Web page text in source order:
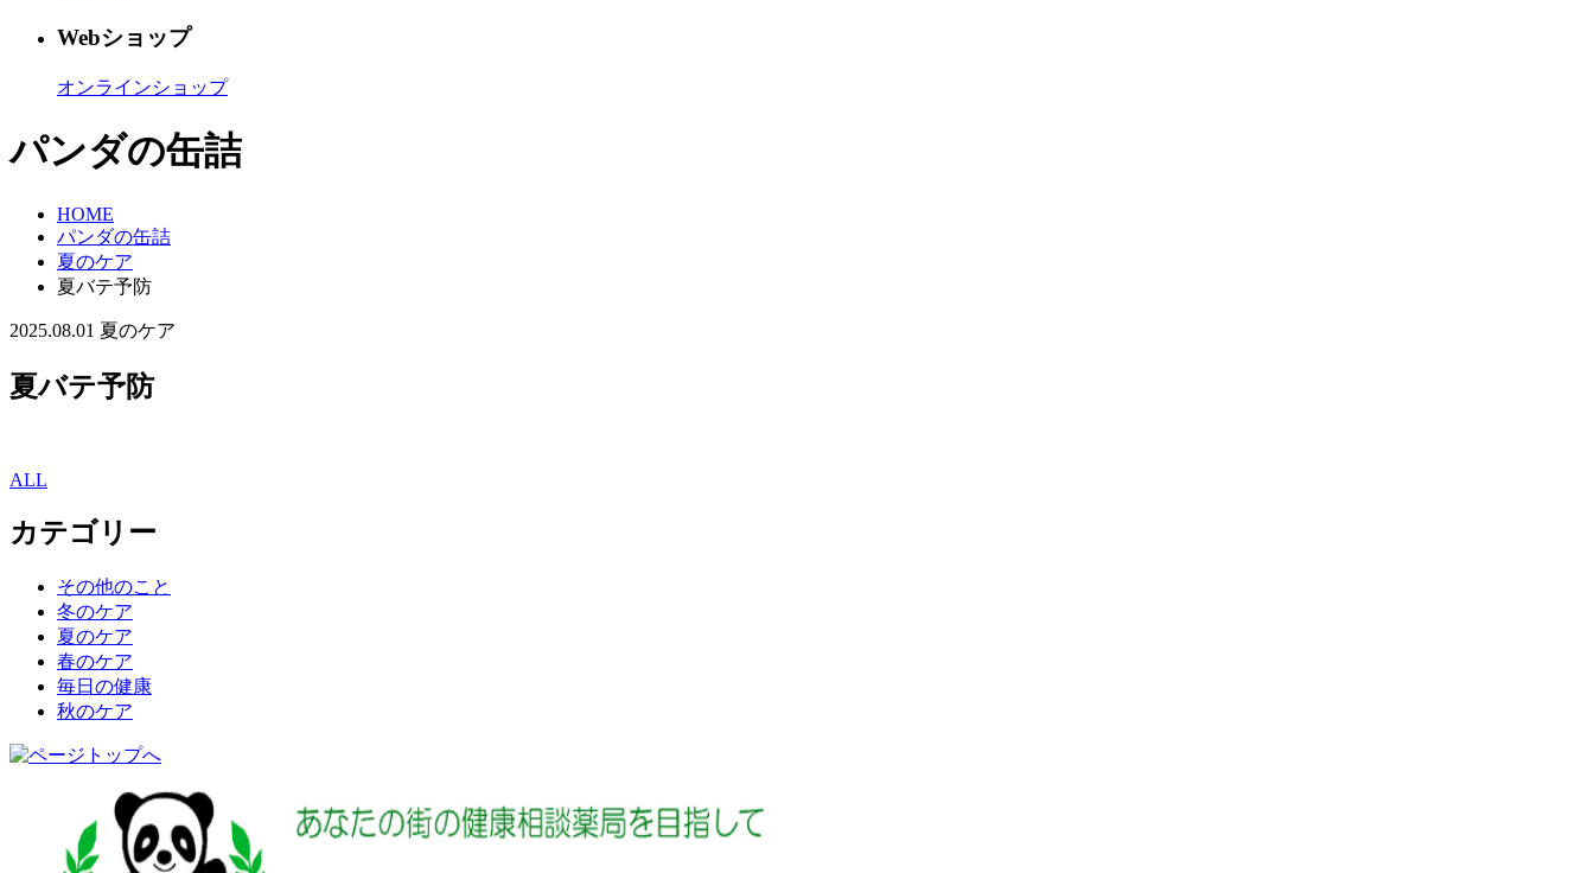
Webショップ
オンラインショップ
パンダの缶詰
HOME
パンダの缶詰
夏のケア
夏バテ予防
2025.08.01 夏のケア
夏バテ予防
ALL
カテゴリー
その他のこと
冬のケア
夏のケア
春のケア
毎日の健康
秋のケア